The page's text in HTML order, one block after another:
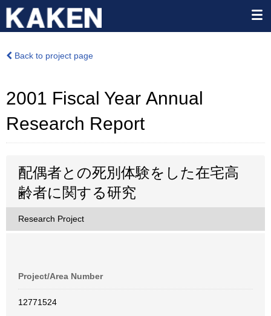
Back to project page
2001 Fiscal Year Annual
Research Report
配偶者との死別体験をした在宅高
齢者に関する研究
Research Project
Project/Area Number
12771524